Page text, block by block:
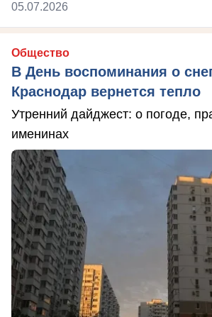
05.07.2026
Общество
В День воспоминания о
Краснодар вернется тепло
Утренний дайджест: о погоде,
именинах